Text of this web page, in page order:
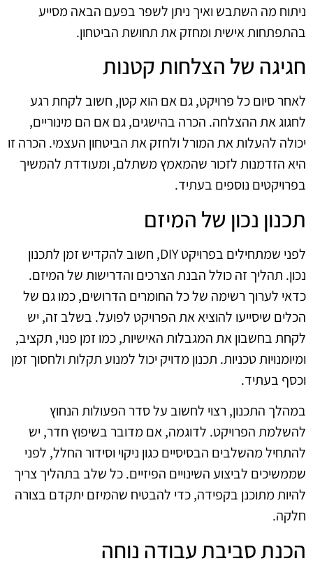
ניתוח מה השתבש ואיך ניתן לשפר בפעם הבאה מסייע
בהתפתחות אישית ומחזק את תחושת הביטחון.
חגיגה של הצלחות קטנות
לאחר סיום כל פרויקט, גם אם הוא קטן, חשוב לקחת רגע
לחגוג את ההצלחה. הכרה בהישגים, גם אם הם מינוריים,
יכולה להעלות את המורל ולחזק את הביטחון העצמי. הכרה זו
היא הזדמנות לזכור שהמאמץ משתלם, ומעודדת להמשיך
בפרויקטים נוספים בעתיד.
תכנון נכון של המיזם
לפני שמתחילים בפרויקט DIY, חשוב להקדיש זמן לתכנון
נכון. תהליך זה כולל הבנת הצרכים והדרישות של המיזם.
כדאי לערוך רשימה של כל החומרים הדרושים, כמו גם של
הכלים שיסייעו להוציא את הפרויקט לפועל. בשלב זה, יש
לקחת בחשבון את המגבלות האישיות, כמו זמן פנוי, תקציב,
ומיומנויות טכניות. תכנון מדויק יכול למנוע תקלות ולחסוך זמן
וכסף בעתיד.
במהלך התכנון, רצוי לחשוב על סדר הפעולות הנחוץ
להשלמת הפרויקט. לדוגמה, אם מדובר בשיפוץ חדר, יש
להתחיל מהשלבים הבסיסיים כגון ניקוי וסידור החלל, לפני
שממשיכים לביצוע השינויים הפיזיים. כל שלב בתהליך צריך
להיות מתוכנן בקפידה, כדי להבטיח שהמיזם יתקדם בצורה
חלקה.
הכנת סביבת עבודה נוחה